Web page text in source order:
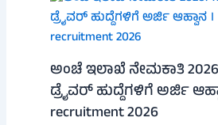
ಅಂಚೆ ಇಲಾಖೆ ನೇಮಕಾತಿ
ಡ್ರೈವರ್ ಹುದ್ದೆಗಳಿಗೆ ಅರ್ಜಿ
recruitment 2026